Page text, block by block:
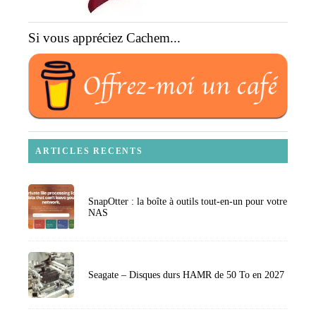
Si vous appréciez Cachem...
ARTICLES RECENTS
SnapOtter : la boîte à outils tout-en-un pour votre
NAS
Seagate – Disques durs HAMR de 50 To en 2027